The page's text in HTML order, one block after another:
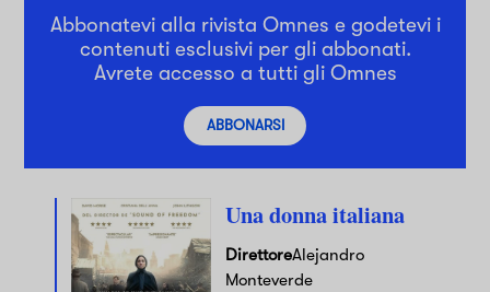
Abbonatevi alla rivista Omnes e godetevi i
contenuti esclusivi per gli abbonati.
Avrete accesso a tutti gli Omnes
ABBONARSI
Una donna italiana
DirettoreAlejandro
Monteverde